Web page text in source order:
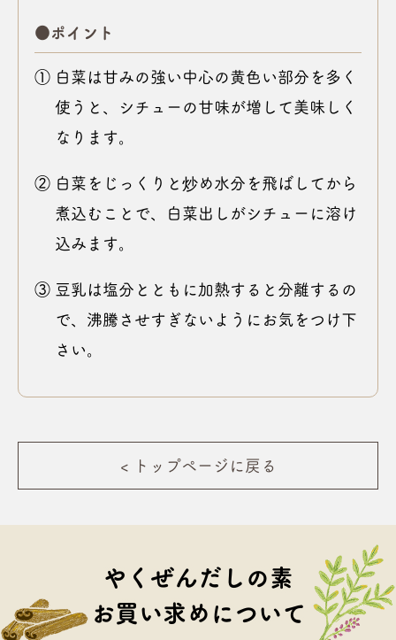
●ポイント
① 白菜は甘みの強い中心の黄色い部分を多く
使うと、シチューの甘味が増して美味しく
なります。
② 白菜をじっくりと炒め水分を飛ばしてから
煮込むことで、白菜出しがシチューに溶け
込みます。
③ 豆乳は塩分とともに加熱すると分離するの
で、沸騰させすぎないようにお気をつけ下
さい。
< トップページに戻る
やくぜんだしの素
お買い求めについて